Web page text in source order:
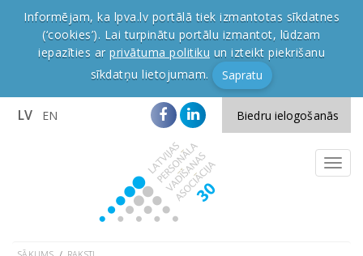
Informējam, ka lpva.lv portālā tiek izmantotas sīkdatnes
(‘cookies’). Lai turpinātu portālu izmantot, lūdzam
iepazīties ar privātuma politiku un izteikt piekrišanu
sīkdatņu lietojumam.
Sapratu
LV EN Biedru ielogošanās